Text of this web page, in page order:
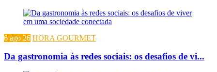
6 ago 26 HORA GOURMET
Da gastronomia às redes sociais: os desafios de vi...